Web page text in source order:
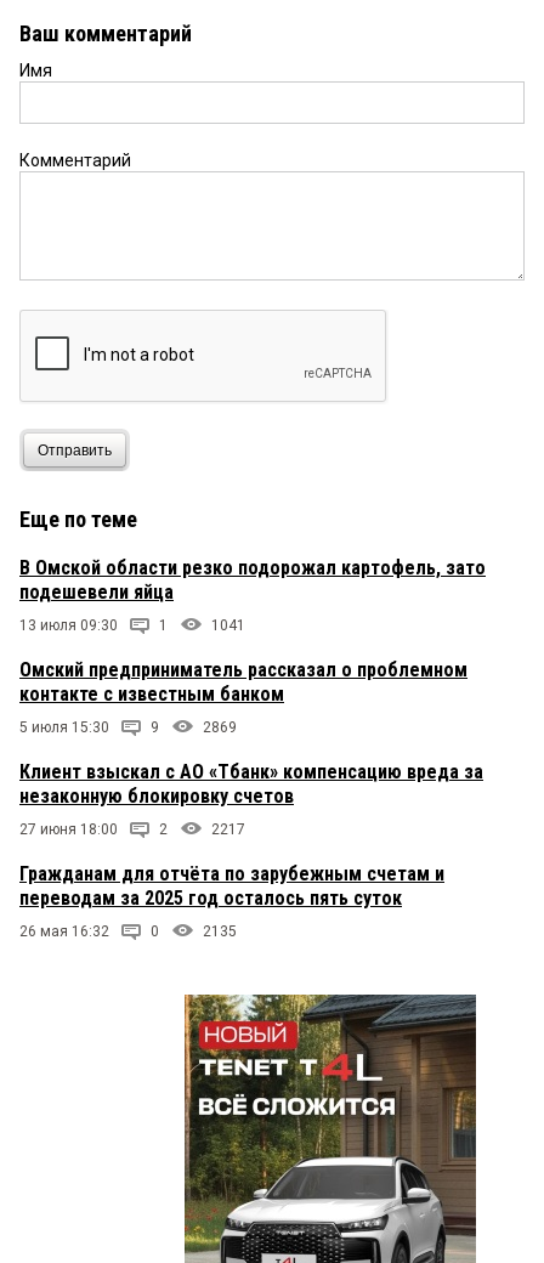
Ваш комментарий
Имя
Комментарий
Отправить
Еще по теме
В Омской области резко подорожал картофель, зато
подешевели яйца
13 июля 09:30 1 1041
Омский предприниматель рассказал о проблемном
контакте с известным банком
5 июля 15:30 9 2869
Клиент взыскал с АО «Тбанк» компенсацию вреда за
незаконную блокировку счетов
27 июня 18:00 2 2217
Гражданам для отчёта по зарубежным счетам и
переводам за 2025 год осталось пять суток
26 мая 16:32 0 2135